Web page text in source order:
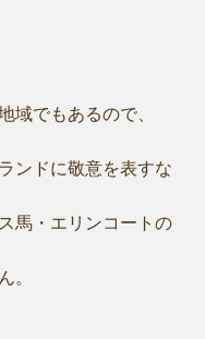
域でもあるので、
ンドに敬意を表すな
馬・エリンコートの
。